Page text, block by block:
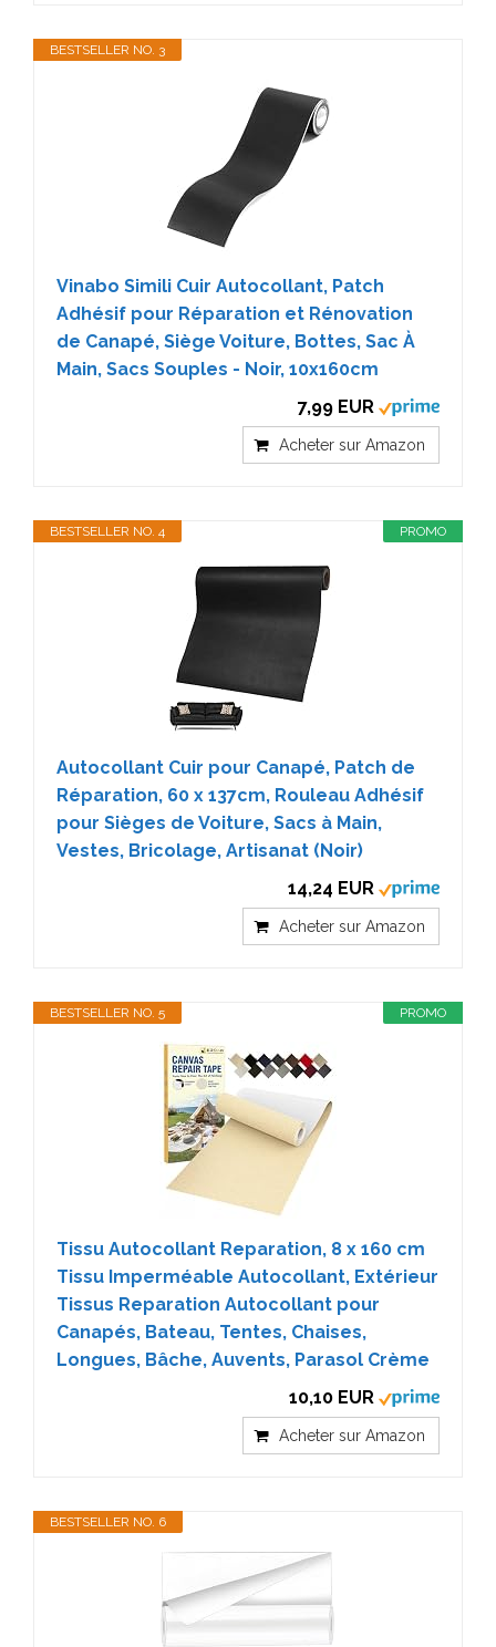
BESTSELLER NO. 3
Vinabo Simili Cuir Autocollant, Patch
Adhésif pour Réparation et Rénovation
de Canapé, Siège Voiture, Bottes, Sac À
Main, Sacs Souples - Noir, 10x160cm
7,99 EUR
Acheter sur Amazon
PROMO
BESTSELLER NO. 4
Autocollant Cuir pour Canapé, Patch de
Réparation, 60 x 137cm, Rouleau Adhésif
pour Sièges de Voiture, Sacs à Main,
Vestes, Bricolage, Artisanat (Noir)
14,24 EUR
Acheter sur Amazon
PROMO
BESTSELLER NO. 5
Tissu Autocollant Reparation, 8 x 160 cm
Tissu Imperméable Autocollant, Extérieur
Tissus Reparation Autocollant pour
Canapés, Bateau, Tentes, Chaises,
Longues, Bâche, Auvents, Parasol Crème
10,10 EUR
Acheter sur Amazon
BESTSELLER NO. 6